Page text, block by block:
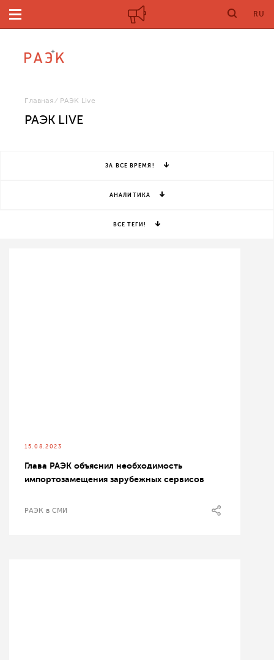
RU
Главная РАЭК Live
РАЭК LIVE
ЗА ВСЕ ВРЕМЯ!
АНАЛИТИКА
ВСЕ ТЕГИ!
15.08.2023
Глава РАЭК объяснил необходимость
импортозамещения зарубежных сервисов
РАЭК в СМИ